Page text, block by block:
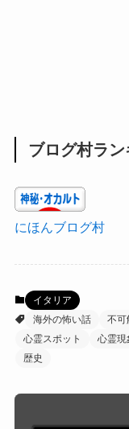
ブログ村ラ
にほんブログ村
イタリア
海外の怖い話
不可
心霊スポット
心霊現
歴史